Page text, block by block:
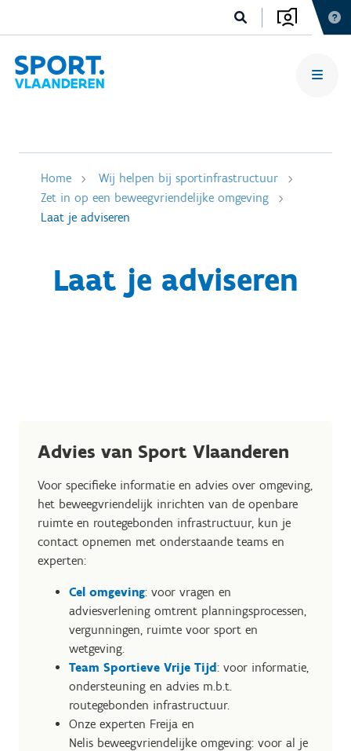
Home
Wij helpen bij sportinfrastructuur
Zet in op een beweegvriendelijke omgeving
Laat je adviseren
Laat je adviseren
Advies van Sport Vlaanderen
Voor specifieke informatie en advies over omgeving,
het beweegvriendelijk inrichten van de openbare
ruimte en routegebonden infrastructuur, kun je
contact opnemen met onderstaande teams en
experten:
Cel omgeving: voor vragen en
adviesverlening omtrent planningsprocessen,
vergunningen, ruimte voor sport en
wetgeving.
Team Sportieve Vrije Tijd: voor informatie,
ondersteuning en advies m.b.t.
routegebonden infrastructuur.
Onze experten Freija en
Nelis beweegvriendelijke omgeving: voor al je